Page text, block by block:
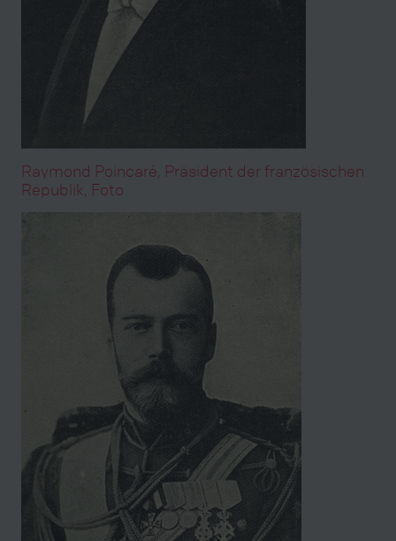
Raymond Poincaré, Präsident der französischen
Republik, Foto